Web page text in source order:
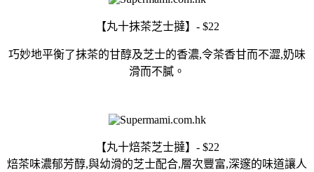
【丸十抹茶芝士撻】- $22
巧妙地平衡了抹茶的甘醇及芝士的香濃,令茶香甘而不澀,奶味
滑而不膩。
【丸十焙茶芝士撻】- $22
焙茶味濃郁芳醇,與幼滑的芝士配合,層次豐富,深邃的味道讓人